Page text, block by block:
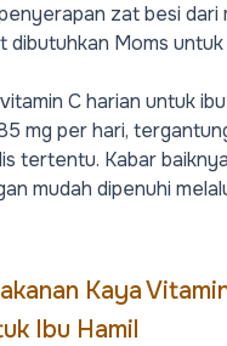
zat besi dari
dibutuhkan Moms
C harian untuk
mg per hari,
tertentu. Kabar
mudah dipenuhi
Kaya
Ibu Hamil